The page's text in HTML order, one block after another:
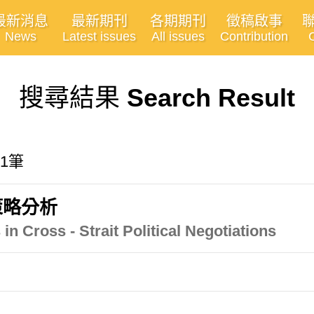
新消息
News
最新期刊
Latest issues
各期期刊
All issues
徵稿啟事
Contribution
搜尋結果 Search Result
筆
分析
Cross - Strait Political Negotiations